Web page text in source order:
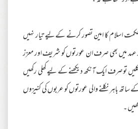
حکمت اسلام کا امین تصور کرنے کے لیے تیار نہیں
عہد میں بھی صرف ان عورتوں کو شریف اور معزز
تو صرف ایک آنکھ دیکھنے کے لیے کھلی رکھیں
باہر نکلنے والی عورتوں کو عربوں کی کنیزوں
۔